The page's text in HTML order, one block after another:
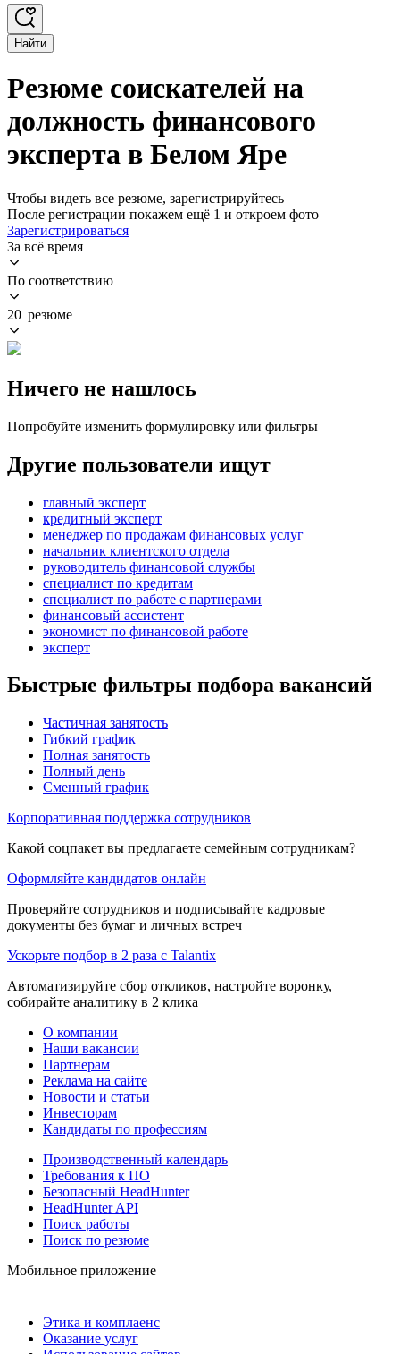
Найти
Резюме соискателей на
должность финансового
эксперта в Белом Яре
Чтобы видеть все резюме, зарегистрируйтесь
После регистрации покажем ещё 1 и откроем фото
Зарегистрироваться
За всё время
По соответствию
20 резюме
Ничего не нашлось
Попробуйте изменить формулировку или фильтры
Другие пользователи ищут
главный эксперт
кредитный эксперт
менеджер по продажам финансовых услуг
начальник клиентского отдела
руководитель финансовой службы
специалист по кредитам
специалист по работе с партнерами
финансовый ассистент
экономист по финансовой работе
эксперт
Быстрые фильтры подбора вакансий
Частичная занятость
Гибкий график
Полная занятость
Полный день
Сменный график
Корпоративная поддержка сотрудников
Какой соцпакет вы предлагаете семейным сотрудникам?
Оформляйте кандидатов онлайн
Проверяйте сотрудников и подписывайте кадровые
документы без бумаг и личных встреч
Ускорьте подбор в 2 раза с Talantix
Автоматизируйте сбор откликов, настройте воронку,
собирайте аналитику в 2 клика
О компании
Наши вакансии
Партнерам
Реклама на сайте
Новости и статьи
Инвесторам
Кандидаты по профессиям
Производственный календарь
Требования к ПО
Безопасный HeadHunter
HeadHunter API
Поиск работы
Поиск по резюме
Мобильное приложение
Этика и комплаенс
Оказание услуг